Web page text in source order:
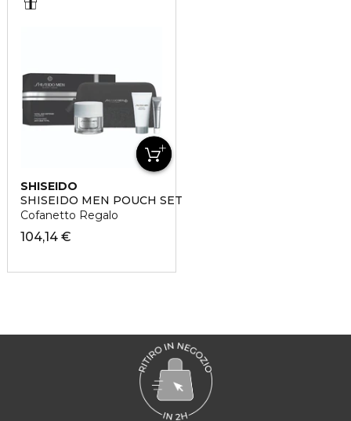
SHISEIDO
SHISEIDO MEN POUCH SET
Cofanetto Regalo
104,14 €